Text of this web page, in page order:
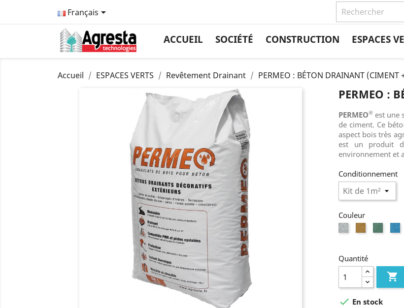
Français
ACCUEIL SOCIÉTÉ CONSTRUCTION ESPACES
Accueil ESPACES VERTS Revêtement Drainant PERMEO : BÉTON DRAINANT (CIMENT
PERMEO :
PERMEO® est une
de ciment. Ce
aspect bois très
est un produit
environnement et
Conditionnement
Couleur
Blanc Jaune Vert
Quantité

 En stock